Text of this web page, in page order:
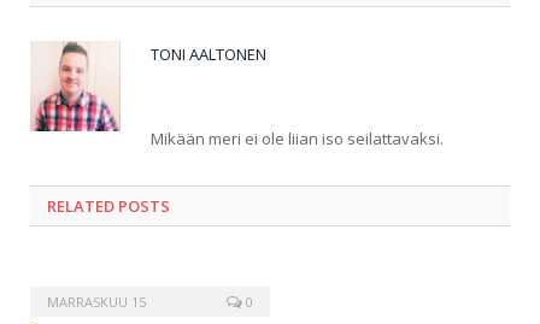
TONI AALTONEN
Mikään meri ei ole liian iso seilattavaksi.
RELATED POSTS
MARRASKUU 15 0